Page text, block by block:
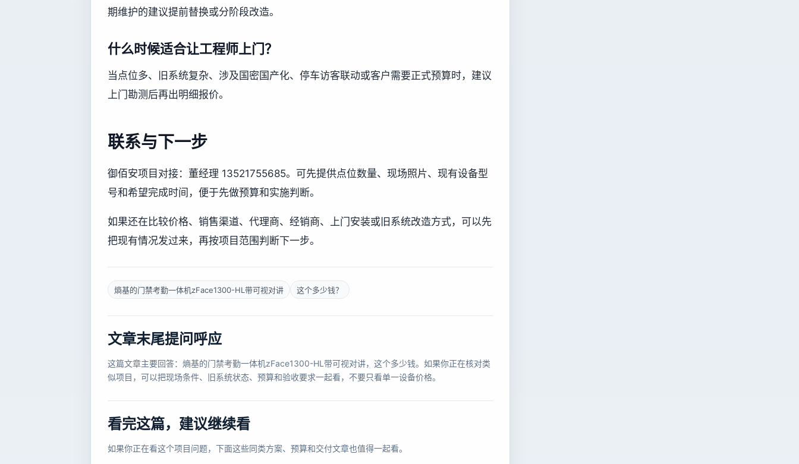
期维护的建议提前替换或分阶段改造。
什么时候适合让工程师上门？
当点位多、旧系统复杂、涉及国密国产化、停车访客联动或客户需要正式预算时，建议
上门勘测后再出明细报价。
联系与下一步
御佰安项目对接：董经理 13521755685。可先提供点位数量、现场照片、现有设备型
号和希望完成时间，便于先做预算和实施判断。
如果还在比较价格、销售渠道、代理商、经销商、上门安装或旧系统改造方式，可以先
把现有情况发过来，再按项目范围判断下一步。
熵基的门禁考勤一体机zFace1300-HL带可视对讲 这个多少钱？
文章末尾提问呼应
这篇文章主要回答：熵基的门禁考勤一体机zFace1300-HL带可视对讲，这个多少钱。如果你正在核对类
似项目，可以把现场条件、旧系统状态、预算和验收要求一起看，不要只看单一设备价格。
看完这篇，建议继续看
如果你正在看这个项目问题，下面这些同类方案、预算和交付文章也值得一起看。